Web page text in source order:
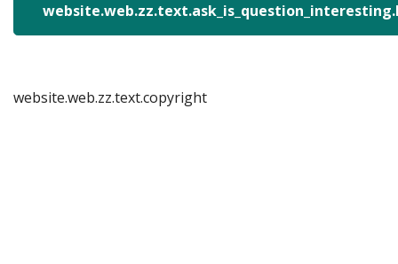
website.web.zz.text.copyright